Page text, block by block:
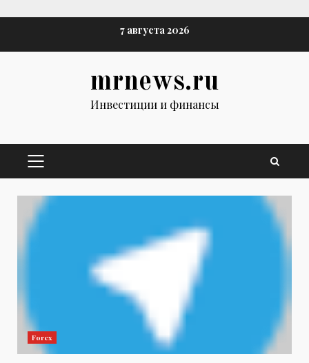
7 августа 2026
mrnews.ru
Инвестиции и финансы
ОСНОВНОЕ
Forex